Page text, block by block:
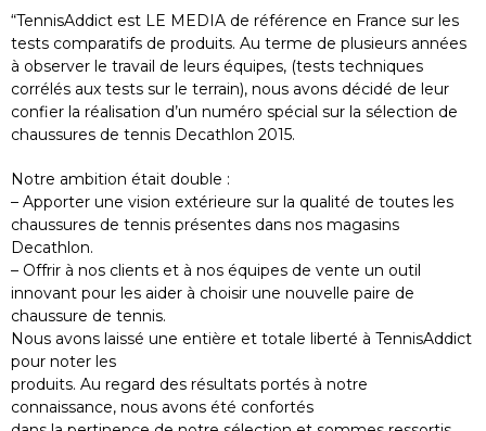
“TennisAddict est LE MEDIA de référence en France sur les
tests comparatifs de produits. Au terme de plusieurs années
à observer le travail de leurs équipes, (tests techniques
corrélés aux tests sur le terrain), nous avons décidé de leur
confier la réalisation d’un numéro spécial sur la sélection de
chaussures de tennis Decathlon 2015.
Notre ambition était double :
– Apporter une vision extérieure sur la qualité de toutes les
chaussures de tennis présentes dans nos magasins
Decathlon.
– Offrir à nos clients et à nos équipes de vente un outil
innovant pour les aider à choisir une nouvelle paire de
chaussure de tennis.
Nous avons laissé une entière et totale liberté à TennisAddict
pour noter les
produits. Au regard des résultats portés à notre
connaissance, nous avons été confortés